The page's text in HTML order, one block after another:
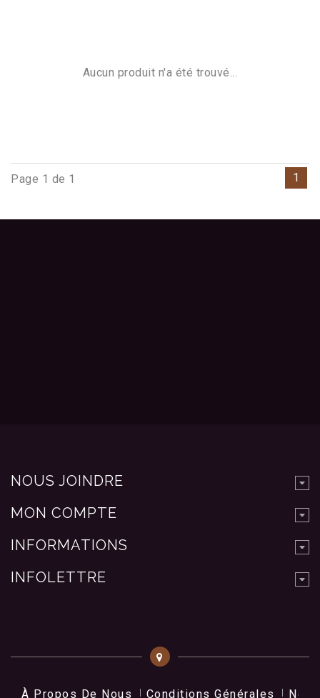
Aucun produit n'a été trouvé...
Page 1 de 1 1
NOUS JOINDRE
MON COMPTE
INFORMATIONS
INFOLETTRE
À Propos De Nous Conditions Générales Nos